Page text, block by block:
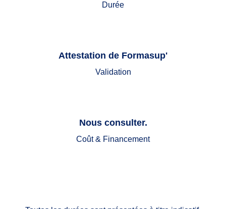
Durée
Attestation de Formasup'
Validation
Nous consulter.
Coût & Financement